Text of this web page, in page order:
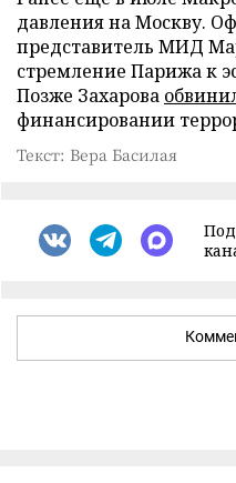
давления на Москву.
представитель МИД
стремление Парижа к
Позже Захарова
финансировании
Текст: Вера Басилая